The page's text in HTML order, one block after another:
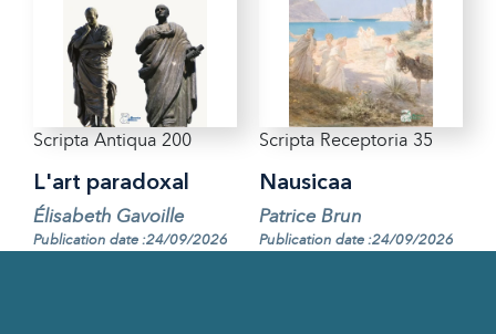
Scripta Antiqua 200
L'art paradoxal
Élisabeth Gavoille
Publication date :24/09/2026
Scripta Receptoria 35
Nausicaa
Patrice Brun
Publication date :24/09/2026